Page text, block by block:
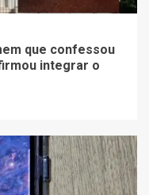
que confessou
integrar o